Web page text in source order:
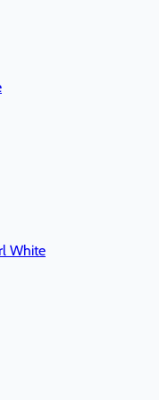
White